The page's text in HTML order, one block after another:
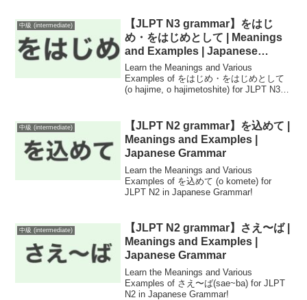
中級 (intermediate)
【JLPT N3 grammar】をはじ
め・をはじめとして | Meanings
and Examples | Japanese
Grammar
Learn the Meanings and Various
Examples of をはじめ・をはじめとして
(o hajime, o hajimetoshite) for JLPT N3 in
中級 (intermediate)
【JLPT N2 grammar】を込めて |
Meanings and Examples |
Japanese Grammar
Learn the Meanings and Various
Examples of を込めて (o komete) for
JLPT N2 in Japanese Grammar!
中級 (intermediate)
【JLPT N2 grammar】さえ〜ば |
Meanings and Examples |
Japanese Grammar
Learn the Meanings and Various
Examples of さえ〜ば(sae~ba) for JLPT
N2 in Japanese Grammar!